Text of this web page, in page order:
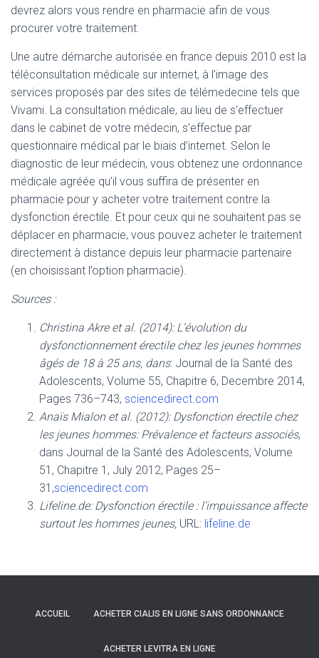
devrez alors vous rendre en pharmacie afin de vous
procurer votre traitement.
Une autre démarche autorisée en france depuis 2010 est la
téléconsultation médicale sur internet, à l’image des
services proposés par des sites de télémedecine tels que
Vivami. La consultation médicale, au lieu de s’effectuer
dans le cabinet de votre médecin, s’effectue par
questionnaire médical par le biais d’internet. Selon le
diagnostic de leur médecin, vous obtenez une ordonnance
médicale agréée qu’il vous suffira de présenter en
pharmacie pour y acheter votre traitement contre la
dysfonction érectile. Et pour ceux qui ne souhaitent pas se
déplacer en pharmacie, vous pouvez acheter le traitement
directement à distance depuis leur pharmacie partenaire
(en choisissant l’option pharmacie).
Sources :
Christina Akre et al. (2014): L’évolution du
dysfonctionnement érectile chez les jeunes hommes
âgés de 18 à 25 ans, dans: Journal de la Santé des
Adolescents, Volume 55, Chapitre 6, Decembre 2014,
Pages 736–743, sciencedirect.com
Anaïs Mialon et al. (2012): Dysfonction érectile chez
les jeunes hommes: Prévalence et facteurs associés,
dans Journal de la Santé des Adolescents, Volume
51, Chapitre 1, July 2012, Pages 25–
31,sciencedirect.com
Lifeline.de: Dysfonction érectile : l’impuissance affecte
surtout les hommes jeunes, URL: lifeline.de
ACCUEIL ACHETER CIALIS EN LIGNE SANS ORDONNANCE
ACHETER LEVITRA EN LIGNE